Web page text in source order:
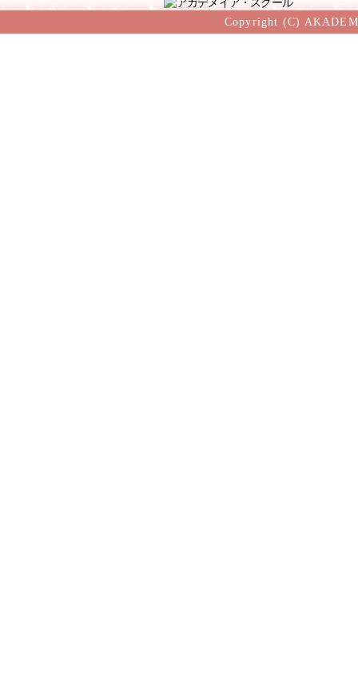
Copyright (C)